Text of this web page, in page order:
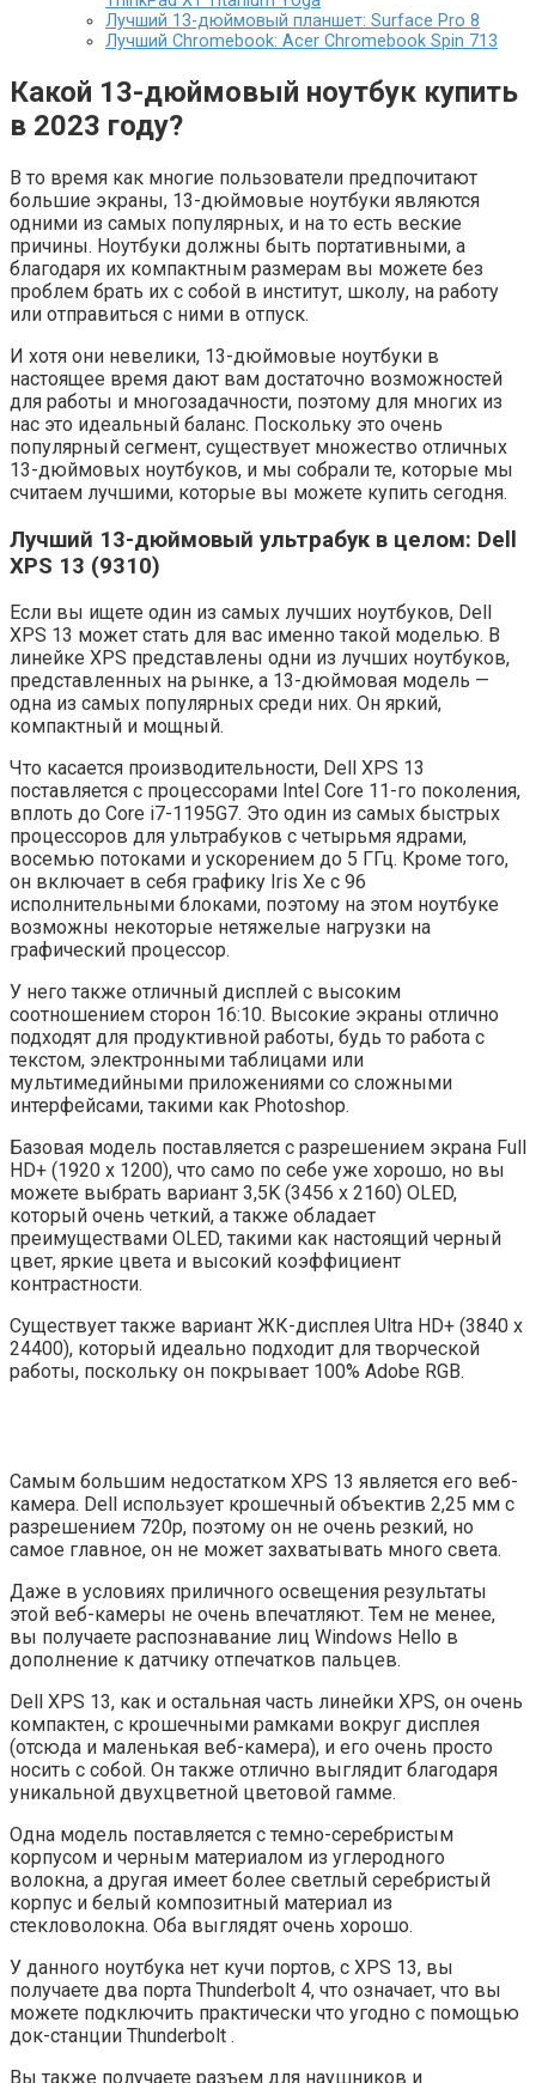
Лучший 13-дюймовый планшет: Surface Pro 8
Лучший Chromebook: Acer Chromebook Spin 713
Какой 13-дюймовый ноутбук купить
в 2023 году?
В то время как многие пользователи предпочитают
большие экраны, 13-дюймовые ноутбуки являются
одними из самых популярных, и на то есть веские
причины. Ноутбуки должны быть портативными, а
благодаря их компактным размерам вы можете без
проблем брать их с собой в институт, школу, на работу
или отправиться с ними в отпуск.
И хотя они невелики, 13-дюймовые ноутбуки в
настоящее время дают вам достаточно возможностей
для работы и многозадачности, поэтому для многих из
нас это идеальный баланс. Поскольку это очень
популярный сегмент, существует множество отличных
13-дюймовых ноутбуков, и мы собрали те, которые мы
считаем лучшими, которые вы можете купить сегодня.
Лучший 13-дюймовый ультрабук в целом: Dell
XPS 13 (9310)
Если вы ищете один из самых лучших ноутбуков, Dell
XPS 13 может стать для вас именно такой моделью. В
линейке XPS представлены одни из лучших ноутбуков,
представленных на рынке, а 13-дюймовая модель —
одна из самых популярных среди них. Он яркий,
компактный и мощный.
Что касается производительности, Dell XPS 13
поставляется с процессорами Intel Core 11-го поколения,
вплоть до Core i7-1195G7. Это один из самых быстрых
процессоров для ультрабуков с четырьмя ядрами,
восемью потоками и ускорением до 5 ГГц. Кроме того,
он включает в себя графику Iris Xe с 96
исполнительными блоками, поэтому на этом ноутбуке
возможны некоторые нетяжелые нагрузки на
графический процессор.
У него также отличный дисплей с высоким
соотношением сторон 16:10. Высокие экраны отлично
подходят для продуктивной работы, будь то работа с
текстом, электронными таблицами или
мультимедийными приложениями со сложными
интерфейсами, такими как Photoshop.
Базовая модель поставляется с разрешением экрана Full
HD+ (1920 x 1200), что само по себе уже хорошо, но вы
можете выбрать вариант 3,5K (3456 x 2160) OLED,
который очень четкий, а также обладает
преимуществами OLED, такими как настоящий черный
цвет, яркие цвета и высокий коэффициент
контрастности.
Существует также вариант ЖК-дисплея Ultra HD+ (3840 x
24400), который идеально подходит для творческой
работы, поскольку он покрывает 100% Adobe RGB.
Самым большим недостатком XPS 13 является его веб-
камера. Dell использует крошечный объектив 2,25 мм с
разрешением 720p, поэтому он не очень резкий, но
самое главное, он не может захватывать много света.
Даже в условиях приличного освещения результаты
этой веб-камеры не очень впечатляют. Тем не менее,
вы получаете распознавание лиц Windows Hello в
дополнение к датчику отпечатков пальцев.
Dell XPS 13, как и остальная часть линейки XPS, он очень
компактен, с крошечными рамками вокруг дисплея
(отсюда и маленькая веб-камера), и его очень просто
носить с собой. Он также отлично выглядит благодаря
уникальной двухцветной цветовой гамме.
Одна модель поставляется с темно-серебристым
корпусом и черным материалом из углеродного
волокна, а другая имеет более светлый серебристый
корпус и белый композитный материал из
стекловолокна. Оба выглядят очень хорошо.
У данного ноутбука нет кучи портов, с XPS 13, вы
получаете два порта Thunderbolt 4, что означает, что вы
можете подключить практически что угодно с помощью
док-станции Thunderbolt .
Вы также получаете разъем для наушников и